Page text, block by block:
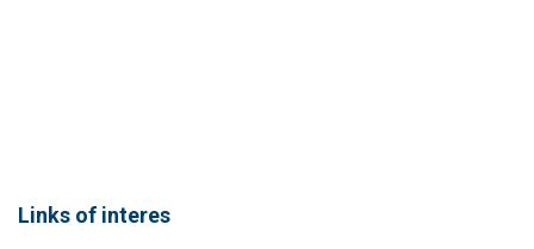
Links of interes